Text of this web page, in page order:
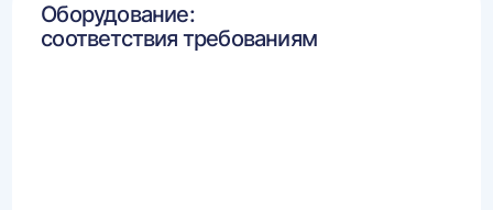
Оборудование:
соответствия требованиям